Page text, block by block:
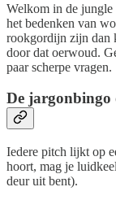
Welkom in de jungle
het bedenken van
rookgordijn zijn dan
door dat oerwoud.
paar scherpe vragen.
De jargonbingo
Iedere pitch lijkt op
hoort, mag je
deur uit bent).